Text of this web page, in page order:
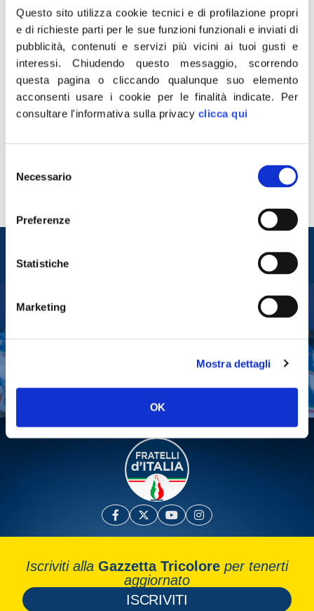
Questo sito utilizza cookie tecnici e di profilazione propri
e di richieste parti per le sue funzioni funzionali e inviati di
pubblicità, contenuti e servizi più vicini ai tuoi gusti e
interessi.Chiudendo questo messaggio, scorrendo
questa pagina o cliccando qualunque suo elemento
acconsenti usare i cookie per le finalità indicate. Per
consultare l'informativa sulla privacy clicca qui
delNecessario
Preferenze
Statistiche
Marketing
Mostra dettagli
OK
“Fratelli d’Italia è l’unica forza di opposizione che ha il
coraggio di denunciare lo scandalo dei concorsi in
senza alcuna vergogna avrebbe sistemato i suoi amici
di partito attraverso procedure selettive come minimo
Leggi la Gazzetta Tricolore
Iscriviti alla Gazzetta Tricolore per tenerti
aggiornato
ISCRIVITI